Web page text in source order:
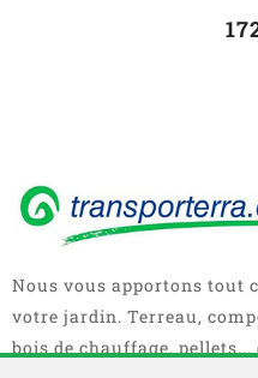
Nous vous apportons tout
votre jardin. Terreau,
bois de chauffage,